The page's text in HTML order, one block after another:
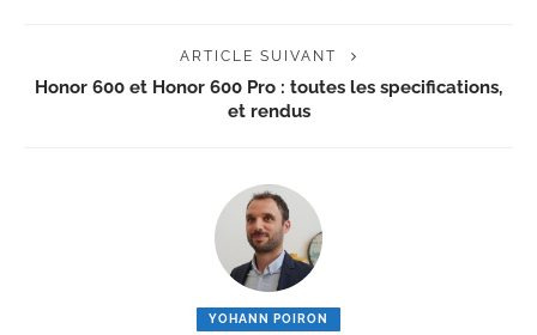
ARTICLE SUIVANT
Honor 600 et Honor 600 Pro : toutes les specifications,
et rendus
YOHANN POIRON